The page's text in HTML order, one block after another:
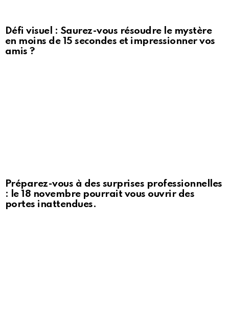
Défi visuel : Saurez-vous résoudre le mystère
en moins de 15 secondes et impressionner vos
amis ?
Préparez-vous à des surprises professionnelles
: le 18 novembre pourrait vous ouvrir des
portes inattendues.